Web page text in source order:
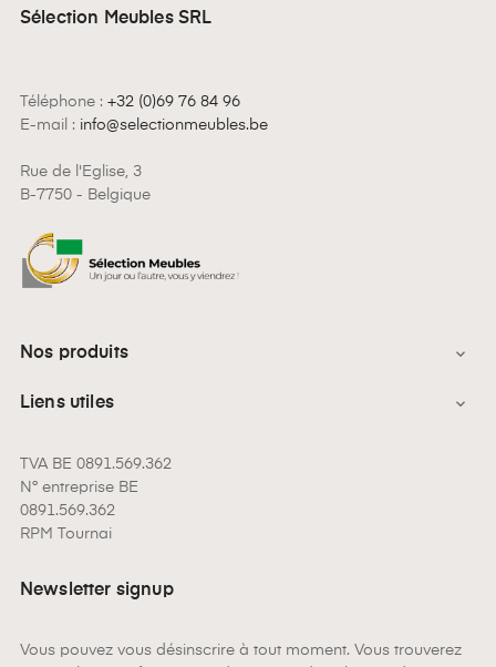
Sélection Meubles SRL
Téléphone : +32 (0)69 76 84 96
E-mail : info@selectionmeubles.be
Rue de l'Eglise, 3
B-7750 - Belgique
Nos produits 
Liens utiles 
TVA BE 0891.569.362
N° entreprise BE
0891.569.362
RPM Tournai
Newsletter signup
Vous pouvez vous désinscrire à tout moment. Vous trouverez